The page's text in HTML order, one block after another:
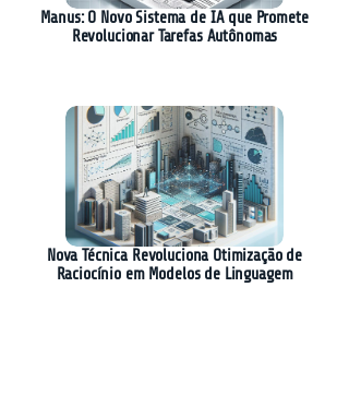
Manus: O Novo Sistema de IA que Promete
Revolucionar Tarefas Autônomas
Nova Técnica Revoluciona Otimização de
Raciocínio em Modelos de Linguagem